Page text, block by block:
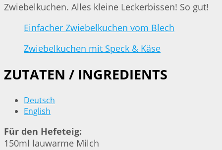
Zwiebelkuchen. Alles kleine Leckerbissen! So gut!
Einfacher Zwiebelkuchen vom Blech
Zwiebelkuchen mit Speck & Käse
ZUTATEN / INGREDIENTS
Deutsch
English
Für den Hefeteig:
150ml lauwarme Milch